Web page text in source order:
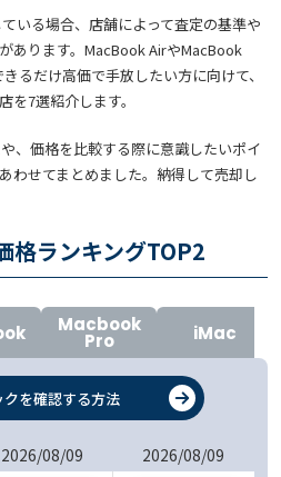
いる場合、店舗によって査定の基準や
あります。MacBook AirやMacBook
るだけ高価で手放したい方に向けて、
7選紹介します。
、価格を比較する際に意識したいポイ
わせてまとめました。納得して売却し
格ランキングTOP2
Macbook
Pro iMac
を確認する方法
2026/08/09 2026/08/09